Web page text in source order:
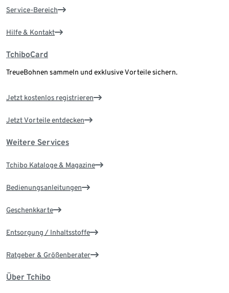
Service-Bereich
Hilfe & Kontakt
TchiboCard
TreueBohnen sammeln und exklusive Vorteile sichern.
Jetzt kostenlos registrieren
Jetzt Vorteile entdecken
Weitere Services
Tchibo Kataloge & Magazine
Bedienungsanleitungen
Geschenkkarte
Entsorgung / Inhaltsstoffe
Ratgeber & Größenberater
Über Tchibo